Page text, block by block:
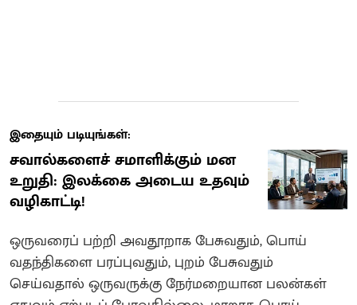
இதையும் படியுங்கள்:
சவால்களைச் சமாளிக்கும் மன
உறுதி: இலக்கை அடைய உதவும்
வழிகாட்டி!
ஒருவரைப் பற்றி அவதூறாக பேசுவதும், பொய்
வதந்திகளை பரப்புவதும், புறம் பேசுவதும்
செய்வதால் ஒருவருக்கு நேர்மறையான பலன்கள்